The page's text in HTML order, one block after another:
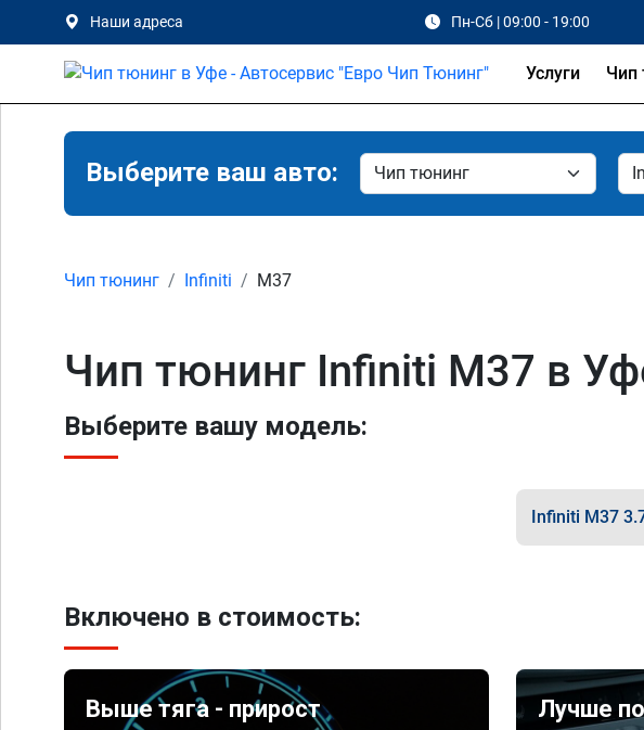
Наши адреса Пн-Сб | 09:00 - 19:00
Услуги Чип
Выберите ваш авто:
Чип тюнинг Infiniti M37
Чип тюнинг Infiniti M37 в
Выберите вашу модель:
Infiniti M37
Включено в стоимость:
Выше тяга - прирост
Лучше